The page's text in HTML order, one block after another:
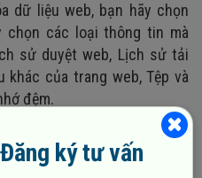
dữ liệu web, bạn hãy chọn
chọn các loại thông tin mà
sử duyệt web, Lịch sử tải
khác của trang web, Tệp và
đệm.
Đăng ký tư vấn